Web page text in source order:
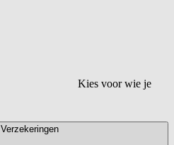
Kies voor wie je
Verzekeringen